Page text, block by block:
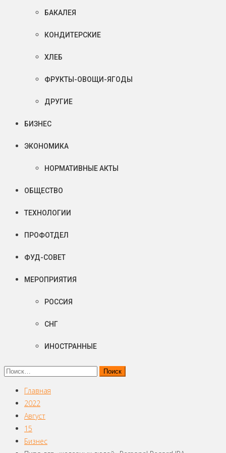
БАКАЛЕЯ
КОНДИТЕРСКИЕ
ХЛЕБ
ФРУКТЫ-ОВОЩИ-ЯГОДЫ
ДРУГИЕ
БИЗНЕС
ЭКОНОМИКА
НОРМАТИВНЫЕ АКТЫ
ОБЩЕСТВО
ТЕХНОЛОГИИ
ПРОФОТДЕЛ
ФУД-СОВЕТ
МЕРОПРИЯТИЯ
РОССИЯ
СНГ
ИНОСТРАННЫЕ
Найти:
Главная
2022
Август
15
Бизнес